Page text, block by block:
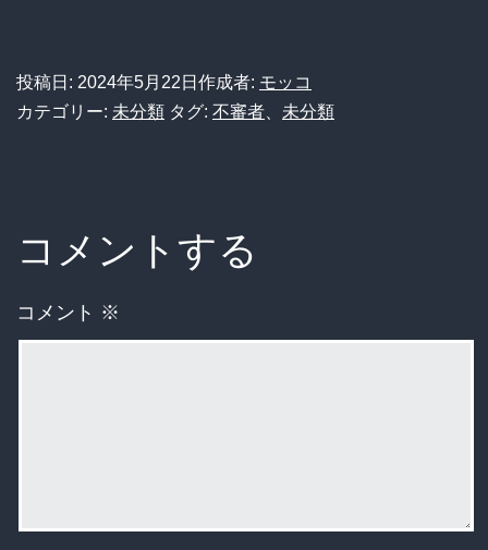
投稿日: 2024年5月22日 作成者: モッコ
カテゴリー: 未分類 タグ: 不審者 未分類
コメントする
コメント ※